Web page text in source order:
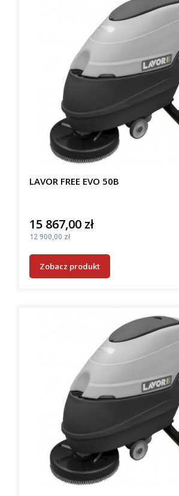
LAVOR FREE EVO 50B
Cena
15 867,00 zł
Cena
12 900,00 zł
Zobacz produkt